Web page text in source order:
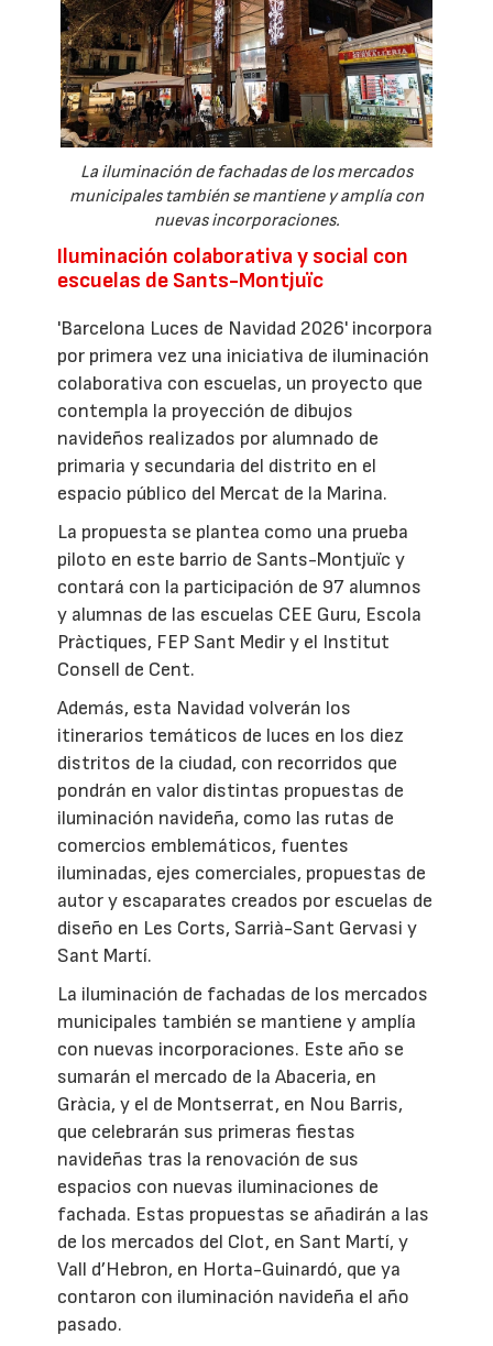
La iluminación de fachadas de los mercados
municipales también se mantiene y amplía con
nuevas incorporaciones.
Iluminación colaborativa y social con
escuelas de Sants-Montjuïc
'Barcelona Luces de Navidad 2026' incorpora
por primera vez una iniciativa de iluminación
colaborativa con escuelas, un proyecto que
contempla la proyección de dibujos
navideños realizados por alumnado de
primaria y secundaria del distrito en el
espacio público del Mercat de la Marina.
La propuesta se plantea como una prueba
piloto en este barrio de Sants-Montjuïc y
contará con la participación de 97 alumnos
y alumnas de las escuelas CEE Guru, Escola
Pràctiques, FEP Sant Medir y el Institut
Consell de Cent.
Además, esta Navidad volverán los
itinerarios temáticos de luces en los diez
distritos de la ciudad, con recorridos que
pondrán en valor distintas propuestas de
iluminación navideña, como las rutas de
comercios emblemáticos, fuentes
iluminadas, ejes comerciales, propuestas de
autor y escaparates creados por escuelas de
diseño en Les Corts, Sarrià-Sant Gervasi y
Sant Martí.
La iluminación de fachadas de los mercados
municipales también se mantiene y amplía
con nuevas incorporaciones. Este año se
sumarán el mercado de la Abaceria, en
Gràcia, y el de Montserrat, en Nou Barris,
que celebrarán sus primeras fiestas
navideñas tras la renovación de sus
espacios con nuevas iluminaciones de
fachada. Estas propuestas se añadirán a las
de los mercados del Clot, en Sant Martí, y
Vall d’Hebron, en Horta-Guinardó, que ya
contaron con iluminación navideña el año
pasado.